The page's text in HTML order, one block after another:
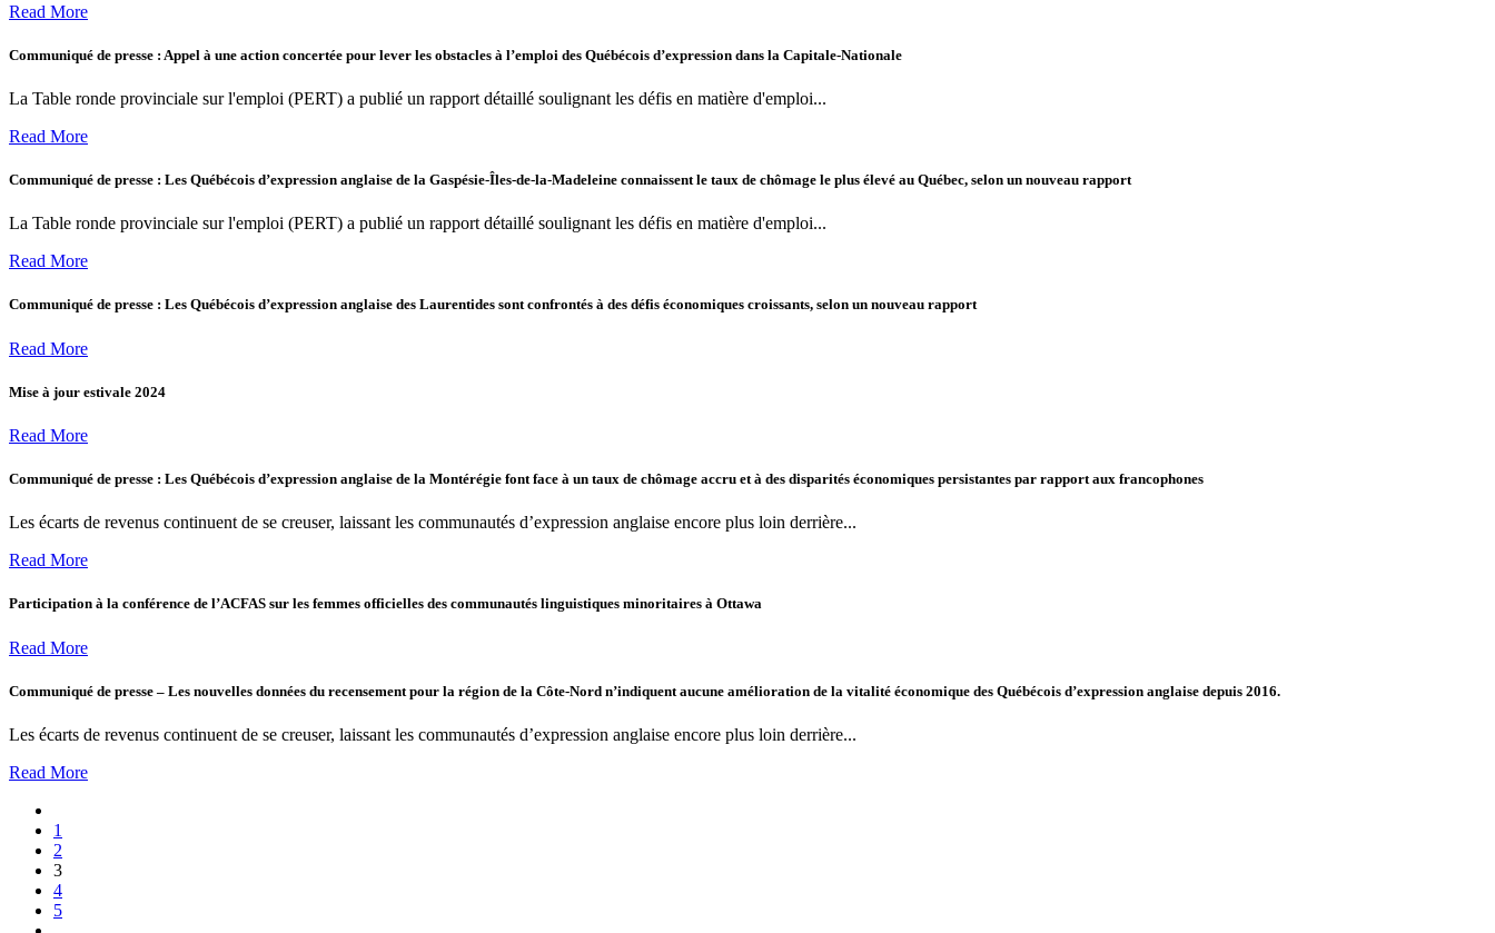
Read More
Communiqué de presse : Appel à une action concertée pour lever les obstacles à l’emploi des Québécois d’expression dans la Capitale-Nationale
La Table ronde provinciale sur l'emploi (PERT) a publié un rapport détaillé soulignant les défis en matière d'emploi...
Read More
Communiqué de presse : Les Québécois d’expression anglaise de la Gaspésie-Îles-de-la-Madeleine connaissent le taux de chômage le plus élevé au Québec, selon un nouveau rapport
La Table ronde provinciale sur l'emploi (PERT) a publié un rapport détaillé soulignant les défis en matière d'emploi...
Read More
Communiqué de presse : Les Québécois d’expression anglaise des Laurentides sont confrontés à des défis économiques croissants, selon un nouveau rapport
Read More
Mise à jour estivale 2024
Read More
Communiqué de presse : Les Québécois d’expression anglaise de la Montérégie font face à un taux de chômage accru et à des disparités économiques persistantes par rapport aux francophones
Les écarts de revenus continuent de se creuser, laissant les communautés d’expression anglaise encore plus loin derrière...
Read More
Participation à la conférence de l’ACFAS sur les femmes officielles des communautés linguistiques minoritaires à Ottawa
Read More
Communiqué de presse – Les nouvelles données du recensement pour la région de la Côte-Nord n’indiquent aucune amélioration de la vitalité économique des Québécois d’expression anglaise depuis 2016.
Les écarts de revenus continuent de se creuser, laissant les communautés d’expression anglaise encore plus loin derrière...
Read More
1
2
3
4
5